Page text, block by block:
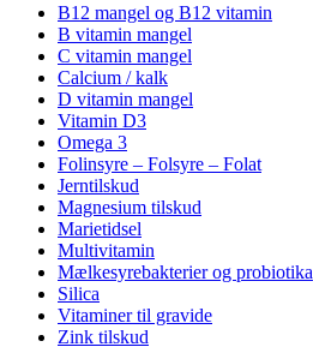
B12 mangel og B12 vitamin
B vitamin mangel
C vitamin mangel
Calcium / kalk
D vitamin mangel
Vitamin D3
Omega 3
Folinsyre – Folsyre – Folat
Jerntilskud
Magnesium tilskud
Marietidsel
Multivitamin
Mælkesyrebakterier og probiotika
Silica
Vitaminer til gravide
Zink tilskud